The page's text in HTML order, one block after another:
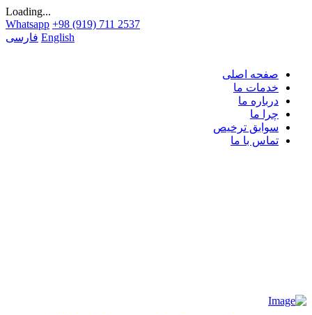
Loading...
Whatsapp +98 (919) 711 2537
فارسی English
صفحه اصلی
خدمات ما
درباره ما
چرا ما
سوابق ترخیص
تماس با ما